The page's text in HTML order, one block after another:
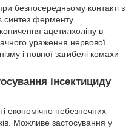
безпосередньому контакті з
синтез ферменту
ацетилхоліну в
ураження нервової
і повної загибелі комахи
інсектициду
економічно небезпечних
Можливе застосування у